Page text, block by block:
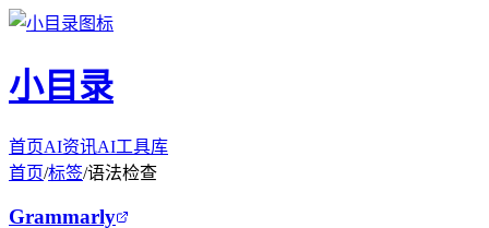
小目录
首页AI资讯AI工具库
首页/标签/语法检查
Grammarly